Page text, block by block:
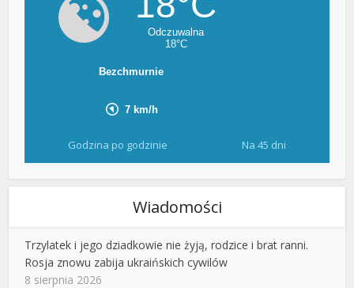
Godzina po godzinie Na 45 dni
Wiadomości
Trzylatek i jego dziadkowie nie żyją, rodzice i brat ranni.
Rosja znowu zabija ukraińskich cywilów
8 sierpnia 2026